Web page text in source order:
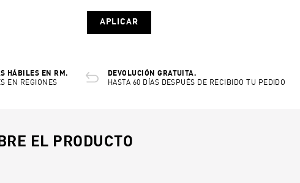
APLICAR
HÁBILES EN RM.
EN REGIONES
DEVOLUCIÓN GRATUITA.
HASTA 60 DÍAS DESPUÉS DE RECIBIDO TU PEDIDO
EL PRODUCTO